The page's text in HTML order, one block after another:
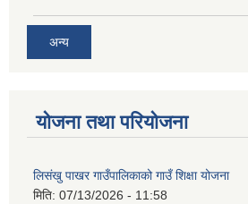
अन्य
योजना तथा परियोजना
लिसंखु पाखर गाउँपालिकाको गाउँ शिक्षा योजना
मिति: 07/13/2026 - 11:58